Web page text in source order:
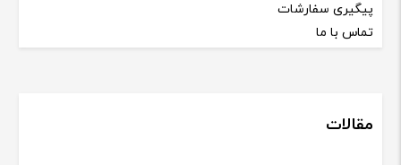
پیگیری سفارشات
تماس با ما
مقالات